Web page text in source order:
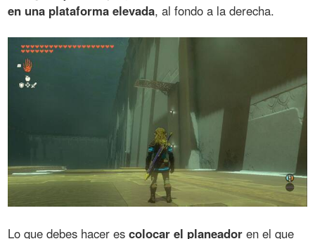
en una plataforma elevada, al fondo a la derecha.
Lo que debes hacer escolocar el planeador en el que